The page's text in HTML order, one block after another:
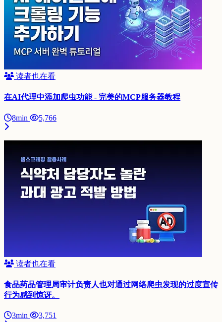
读者也在看
在AI代理中添加爬虫功能 - 完美的MCP服务器教程
8min 5,766
读者也在看
食品药品管理局审计负责人也对通过网络爬虫发现的过度宣传
行为感到惊讶。
3min 3,751